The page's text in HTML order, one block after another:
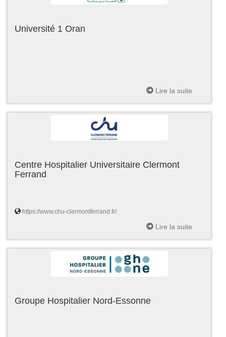
Université 1 Oran
Lire la suite
Centre Hospitalier Universitaire Clermont
Ferrand
https://www.chu-clermontferrand.fr/
Lire la suite
Groupe Hospitalier Nord-Essonne